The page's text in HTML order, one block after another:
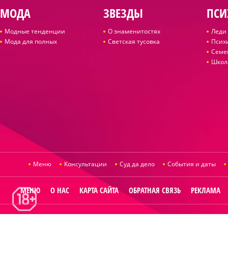
МОДА
Модные тенденции
Мода для полных
ЗВЕЗДЫ
О знаменитостях
Светская тусовка
Леди
Меню Консультации Суд да дело События и даты
МЕНЮ О НАС КАРТА САЙТА ОБРАТНАЯ СВЯЗЬ РЕКЛАМА